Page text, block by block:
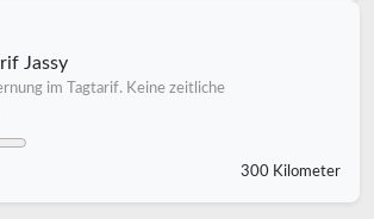
Jassy
im Tagtarif. Keine zeitliche
300 Kilometer